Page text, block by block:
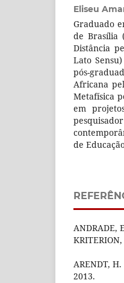
Eliseu
Graduado
de Brasília
Distância
Lato
pós-
Africana
Metafísica
em
de
ANDRADE,
ARENDT,
2013.